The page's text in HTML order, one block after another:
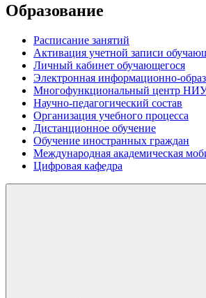
Образование
Расписание занятий
Активация учетной записи
Личный кабинет обучающегося
Электронная информационно-
Многофункциональный центр
Научно-педагогический состав
Организация учебного процесса
Дистанционное обучение
Обучение иностранных граждан
Международная академическая
Цифровая кафедра